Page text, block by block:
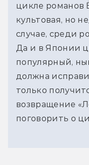
цикле романов
культовая, но
случае, среди
Да и в Японии
популярный,
должна
только
возвращение
поговорить о